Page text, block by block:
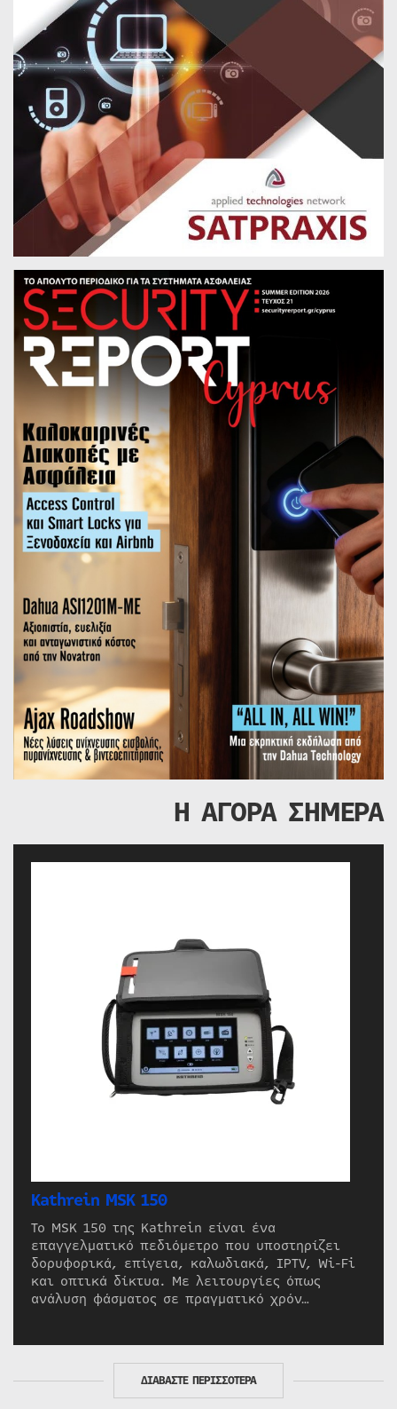
Η ΑΓΟΡΑ ΣΗΜΕΡΑ
Kathrein MSK 150
Το MSK 150 της Kathrein είναι ένα
επαγγελματικό πεδιόμετρο που υποστηρίζει
δορυφορικά, επίγεια, καλωδιακά, IPTV, Wi-Fi
και οπτικά δίκτυα. Με λειτουργίες όπως
ανάλυση φάσματος σε πραγματικό χρόν…
ΔΙΑΒΑΣΤΕ ΠΕΡΙΣΣΟΤΕΡΑ